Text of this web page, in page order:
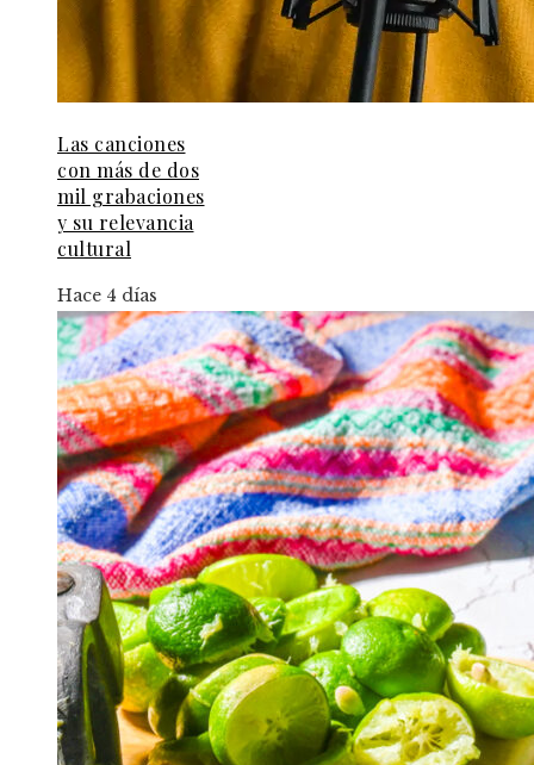
Las canciones
con más de dos
mil grabaciones
y su relevancia
cultural
Hace 4 días